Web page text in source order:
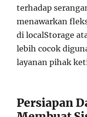
terhadap
menawarkan
di localStorage
lebih cocok
layanan pihak
Persiapan